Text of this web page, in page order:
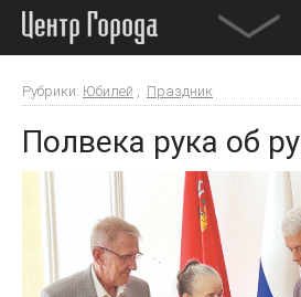
Рубрики: Юбилей , Праздник
Полвека рука об